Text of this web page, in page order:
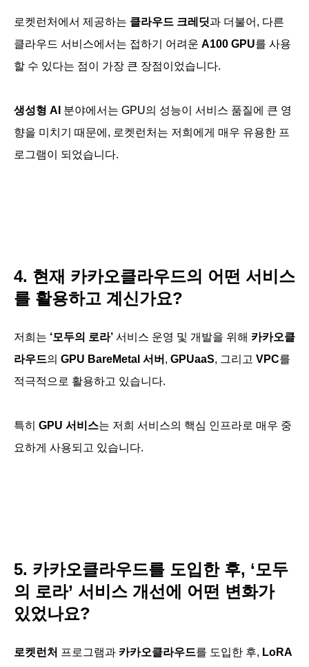
로켓런처에서 제공하는 클라우드 크레딧과 더불어, 다른
클라우드 서비스에서는 접하기 어려운 A100 GPU를 사용
할 수 있다는 점이 가장 큰 장점이었습니다.
생성형 AI 분야에서는 GPU의 성능이 서비스 품질에 큰 영
향을 미치기 때문에, 로켓런처는 저희에게 매우 유용한 프
로그램이 되었습니다.
4. 현재 카카오클라우드의 어떤 서비스
를 활용하고 계신가요?
저희는 ‘모두의 로라’ 서비스 운영 및 개발을 위해 카카오클
라우드의 GPU BareMetal 서버 , GPUaaS, 그리고 VPC를
적극적으로 활용하고 있습니다.
특히 GPU 서비스는 저희 서비스의 핵심 인프라로 매우 중
요하게 사용되고 있습니다.
5. 카카오클라우드를 도입한 후, ‘모두
의 로라’ 서비스 개선에 어떤 변화가
있었나요?
로켓런처 프로그램과 카카오클라우드를 도입한 후, LoRA